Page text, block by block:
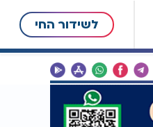
לשידור החי